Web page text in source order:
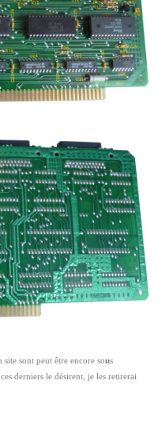
site sont peut être encore sous
derniers le désirent, je les retirerai